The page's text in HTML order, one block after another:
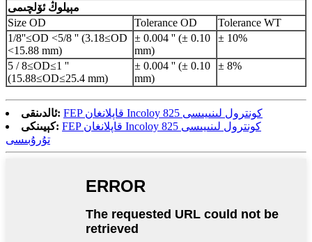
مېيلوڭ ئۆلچىمى
Size OD
Tolerance OD
Tolerance WT
1/8''≤OD <5/8 '' (3.18≤OD
<15.88 mm)
± 0.004 '' (± 0.10
mm)
± 10%
5 / 8≤OD≤1 ''
(15.88≤OD≤25.4 mm)
± 0.004 '' (± 0.10
mm)
± 8%
ئالدىنقى:
FEP قاپلانغان Incoloy 825 كونترول لىنىيىسى
كېيىنكى: FEP قاپلانغان Incoloy 825 كونترول لىنىيىسى
تۇرۇبىسى